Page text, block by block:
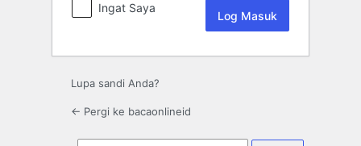
Ingat Saya
Lupa sandi Anda?
← Pergi ke bacaonlineid